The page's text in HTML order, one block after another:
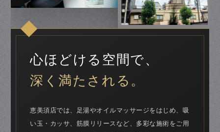
心ほどける空間で、
深く満たされる。
恵美須店では、足湯やオイルマッサージをはじめ、吸
い玉・カッサ、筋膜リリースなど、多彩な施術をご用